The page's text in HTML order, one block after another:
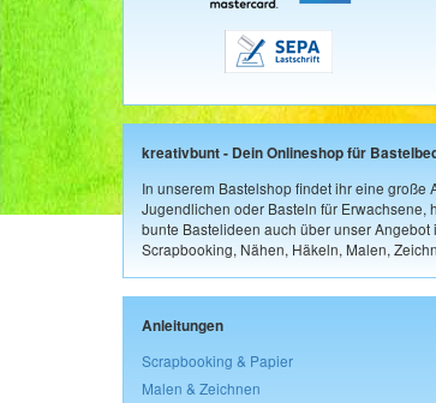
kreativbunt - Dein Onlineshop für
In unserem Bastelshop findet ihr eine große
Jugendlichen oder Basteln für
bunte Bastelideen auch über unser
Scrapbooking, Nähen, Häkeln, Malen,
Anleitungen
Scrapbooking & Papier
Malen & Zeichnen